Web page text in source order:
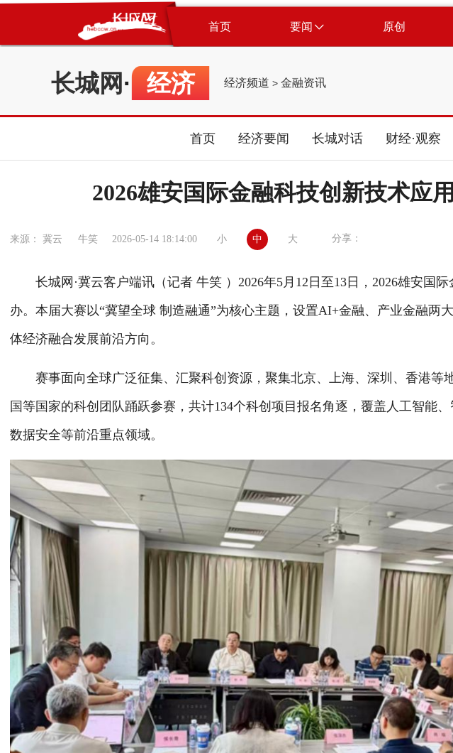
首页 要闻 原创
长城网 · 经济 经济频道 > 金融资讯
首页 经济要闻 长城对话 财经·观察
2026雄安国际金融科技创新技术应
来源： 冀云 牛笑 2026-05-14 18:14:00 小 中 大 分享：
长城网·冀云客户端讯（记者 牛笑 ）2026年5月12日至13日，2026雄安国
办。本届大赛以“冀望全球 制造融通”为核心主题，设置AI+金融、产业金融两
体经济融合发展前沿方向。
赛事面向全球广泛征集、汇聚科创资源，聚集北京、上海、深圳、香港等
国等国家的科创团队踊跃参赛，共计134个科创项目报名角逐，覆盖人工智能
数据安全等前沿重点领域。